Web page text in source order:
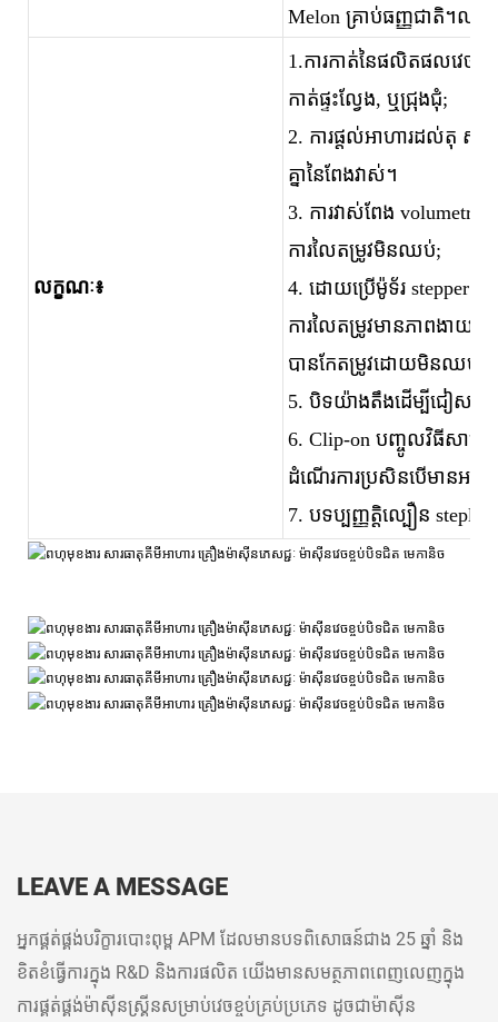
Melon គ្រាប់ធញ្ញជាតិ។ល។
លក្ខណៈ៖
1.ការកាត់នៃផលិតផលវេចខ្ចប់
កាត់ផ្ទះល្វែង, ឬជ្រុងជុំ;
2. ការផ្តល់អាហារដល់តុ សម្ភ
គ្នានៃពែងវាស់។
3. ការវាស់ពែង volumetric
ការលៃតម្រូវមិនឈប់;
4. ដោយប្រើម៉ូទ័រ stepper ដ
ការលៃតម្រូវមានភាពងាយ
បានកែតម្រូវដោយមិនឈប់។
5. បិទយ៉ាងតឹងដើម្បីជៀសវ
6. Clip-on បញ្ចូលវិធីសាស្រ្ត
ដំណើរការប្រសិនបើមានអគ្គិ
7. បទប្បញ្ញត្តិល្បឿន
LEAVE A MESSAGE
អ្នកផ្គត់ផ្គង់បរិក្ខារបោះពុម្ព APM ដែលមានបទពិសោធន៍ជាង 25 ឆ្នាំ និង
ខិតខំធ្វើការក្នុង R&D និងការផលិត យើងមានសមត្ថភាពពេញលេញក្នុង
ការផ្គត់ផ្គង់ម៉ាស៊ីនស្គ្រីនសម្រាប់វេចខ្ចប់គ្រប់ប្រភេទ ដូចជាម៉ាស៊ីន